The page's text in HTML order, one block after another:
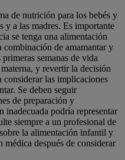
de nutrición para los bebés y
y a las madres. Es importante
se tenga una alimentación
combinación de amamantar y
semanas de vida
y revertir la decisión
considerar las implicaciones
Se deben seguir
de preparación y
inadecuada podría representar
siempre a un profesional de
la alimentación infantil y
después de considerar